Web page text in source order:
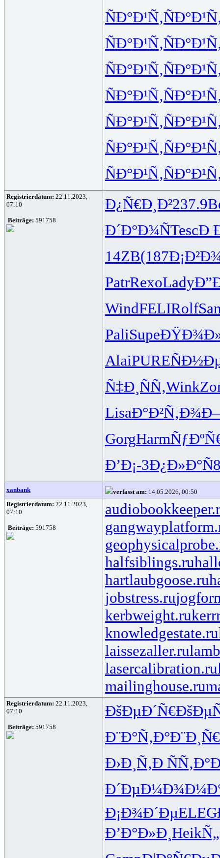
ÑÐ°Ð¹Ñ‚
ÑÐ°Ð¹Ñ‚
ÑÐ°Ð¹Ñ‚
ÑÐ°Ð¹Ñ‚
ÑÐ°Ð¹Ñ‚
ÑÐ°Ð¹Ñ‚
ÑÐ°Ð¹Ñ‚
Registrierdatum: 22.11.2023,
07:10
Beiträge: 591758
Ð¿Ñ€Ð¸Ð²237.9
Ð´Ð°Ð¾ÑTescÐ
14ZB(187
PatrRexoLady
WindFELIRolf
PaliSupe
AlaiPURE
Ñ‡Ð¸ÑÑ‚Wink
LisaÐ°Ð²Ñ‚Ð¾
GorgHarm
Ð’Ð¡-3Ð¿Ð»Ð°Ñ
xanbank verfasst am: 14.05.2026, 00:50
Registrierdatum: 22.11.2023,
07:10
Beiträge: 591758
halfsiblings.ru
hartlaubgoose.ru
jobstress.ru
kerbweight.ru
knowledgestate.ru
laissezaller.ru
lasercalibration.ru
mailinghouse.ru
Registrierdatum: 22.11.2023,
07:10
Beiträge: 591758
ÐšÐµÐ´Ñ€
Ð¨Ð°Ñ‚Ð°
Ð›Ð¸Ñ‚Ð
Ð´ÐµÐ¼Ð¾
Ð¡Ð¾Ð´ÐµELEG
Ð’Ð°Ð»Ð¸ Heik